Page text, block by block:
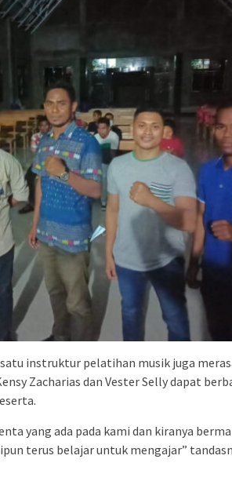
instruktur pelatihan musik juga
Zacharias dan Vester Selly dapat
yang ada pada kami dan kiranya
terus belajar untuk mengajar”